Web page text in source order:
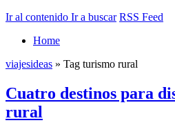
Ir al contenido Ir a buscar RSS Feed
Home
viajesideas » Tag turismo rural
Cuatro destinos para
rural